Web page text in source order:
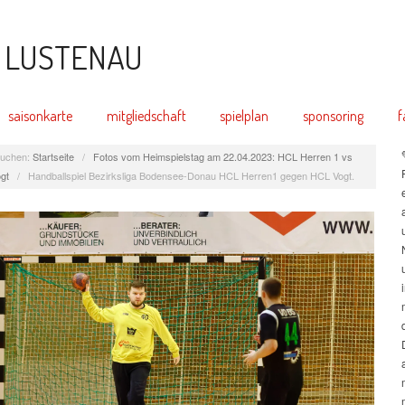
saisonkarte mitgliedschaft spielplan sponsoring
Startseite /
Fotos vom Heimspielstag am 22.04.2023: HCL Herren 1 vs
/ Handballspiel Bezirksliga Bodensee-Donau HCL Herren1 gegen HCL Vogt.